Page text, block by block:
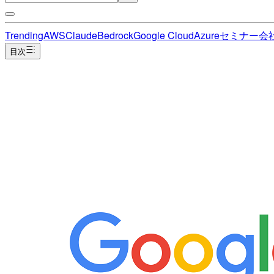
TrendingAWSClaudeBedrockGoogle CloudAzureセミナー会
目次